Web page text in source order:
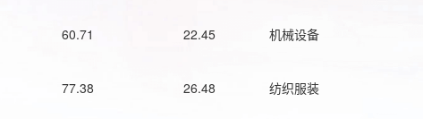
60.71 22.45 机械设备
77.38 26.48 纺织服装